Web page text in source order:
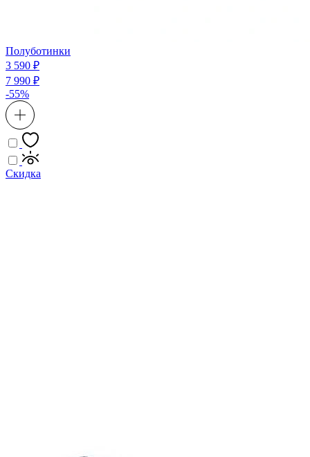
Полуботинки
3 590 ₽
7 990 ₽
-55%
Скидка